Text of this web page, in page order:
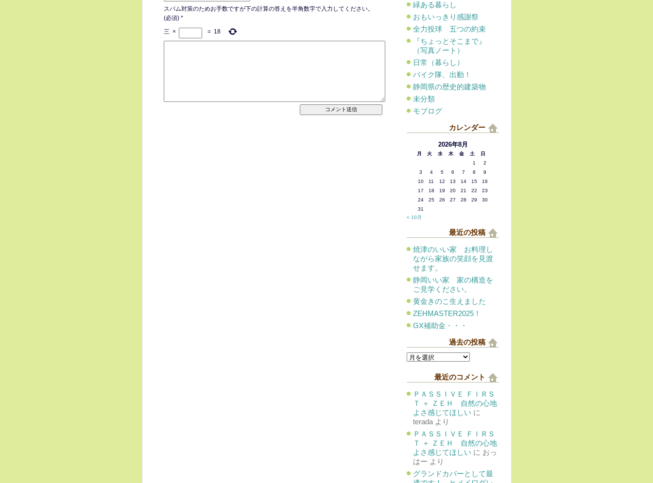
スパム対策のためお手数ですが下の計算の答えを半角数字で入力してください。
(必須) *
三 × = 18
緑ある暮らし
おもいっきり感謝祭
全力投球 五つの約束
『ちょっとそこまで』
（写真ノート）
日常（暮らし）
バイク隊、出動！
静岡県の歴史的建築物
未分類
モブログ
カレンダー
2026年8月
月 火 水 木 金 土
日
1
2
3
4 5 6 7 8
9
10
11 12 13 14 15
16
17
18 19 20 21 22
23
24
25 26 27 28 29
30
31
« 10月
最近の投稿
焼津のいい家 お料理し
ながら家族の笑顔を見渡
せます。
静岡いい家 家の構造を
ご見学ください。
黄金きのこ生えました
ZEHMASTER2025！
GX補助金・・・
過去の投稿
過
去
最近のコメント
ＰＡＳＳＩＶＥ ＦＩＲＳ
Ｔ ＋ ＺＥＨ 自然の心地
よさ感じてほしい に
terada より
ＰＡＳＳＩＶＥ ＦＩＲＳ
Ｔ ＋ ＺＥＨ 自然の心地
よさ感じてほしい に おっ
はー より
グランドカバーとして最